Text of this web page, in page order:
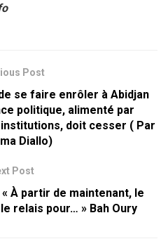
Post
se faire enrôler à Abidjan
politique, alimenté par
doit cesser ( Par
Diallo)
Post
À partir de maintenant, le
relais pour… » Bah Oury